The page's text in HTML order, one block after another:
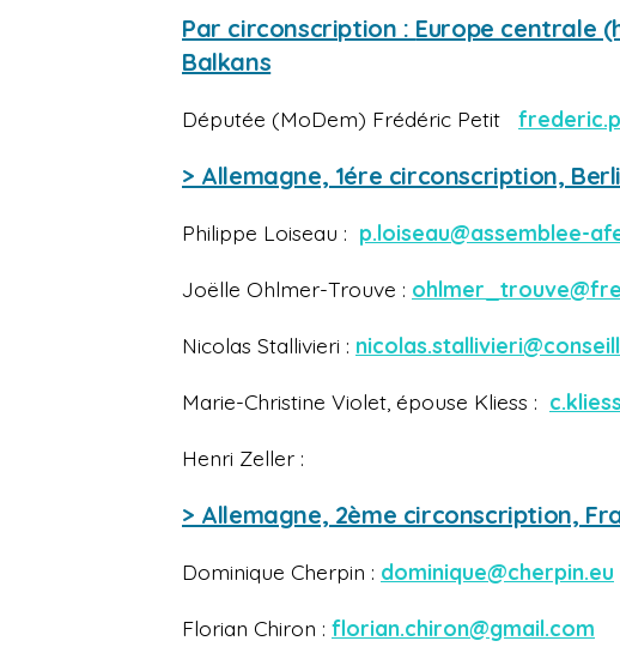
Par circonscription : Europe centrale
Balkans
Députée (MoDem) Frédéric Petit
> Allemagne, 1ére circonscription,
Philippe Loiseau : p.loiseau@assemblee-
Joëlle Ohlmer-Trouve :
Nicolas Stallivieri :
Marie-Christine Violet, épouse Kliess :
Henri Zeller :
> Allemagne, 2ème circonscription,
Dominique Cherpin : dominique@cherpin.eu
Florian Chiron : florian.chiron@gmail.com